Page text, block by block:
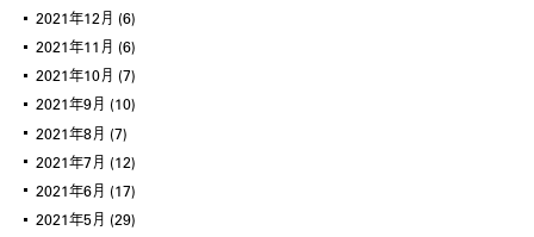
2021年12月 (6)
2021年11月 (6)
2021年10月 (7)
2021年9月 (10)
2021年8月 (7)
2021年7月 (12)
2021年6月 (17)
2021年5月 (29)